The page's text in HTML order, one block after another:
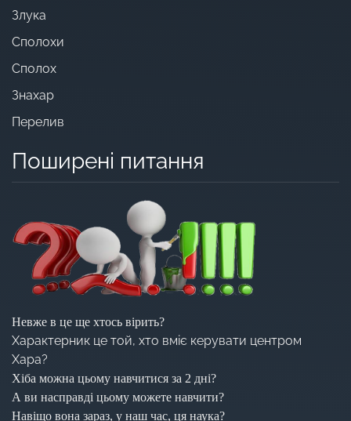
Злука
Сполохи
Сполох
Знахар
Перелив
Поширені питання
Невже в це ще хтось вірить?
Характерник це той, хто вміє керувати центром
Хара?
Хіба можна цьому навчитися за 2 дні?
А ви насправді цьому можете навчити?
Навіщо вона зараз, у наш час, ця наука?